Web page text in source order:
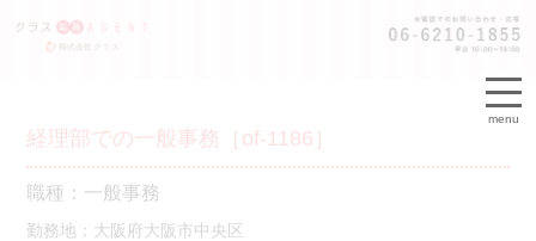
menu
経理部での一般事務［of-1186］
職種：一般事務
勤務地：大阪府大阪市中央区